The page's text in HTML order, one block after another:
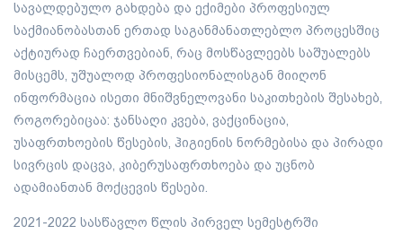
სავალდებულო გახდება და ექიმები პროფესიულ
საქმიანობასთან ერთად საგანმანათლებლო პროცესშიც
აქტიურად ჩაერთვებიან, რაც მოსწავლეებს საშუალებს
მისცემს, უშუალოდ პროფესიონალისგან მიიღონ
ინფორმაცია ისეთი მნიშვნელოვანი საკითხების შესახებ,
როგორებიცაა: ჯანსაღი კვება, ვაქცინაცია,
უსაფრთხოების წესების, ჰიგიენის ნორმებისა და პირადი
სივრცის დაცვა, კიბერუსაფრთხოება და უცნობ
ადამიანთან მოქცევის წესები.
2021-2022 სასწავლო წლის პირველ სემესტრში